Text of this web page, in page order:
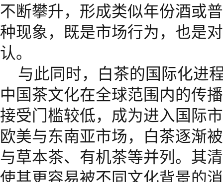
不断攀升，形成类似年份酒或
种现象，既是市场行为，也是
认。
与此同时，白茶的国际化进
中国茶文化在全球范围内的传
接受门槛较低，成为进入国际
欧美与东南亚市场，白茶逐渐
与草本茶、有机茶等并列。其
使其更容易被不同文化背景的